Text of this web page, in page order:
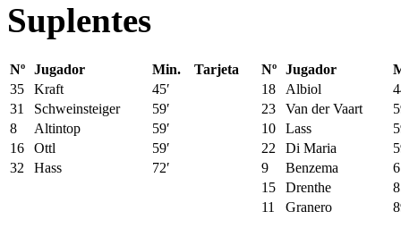
Suplentes
Nº Jugador Min. Tarjeta Nº Jugador
35
Kraft 45′ 18 Albiol
31
Schweinsteiger 59′ 23 Van der Vaart
8
Altintop 59′ 10 Lass
16
Ottl 59′ 22 Di Maria
32
Hass 72′ 9 Benzema
15
Drenthe
11
Granero